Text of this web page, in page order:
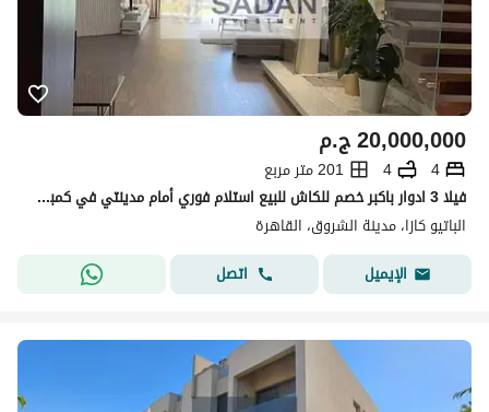
ج.م20,000,000
4
4
201 متر مربع
فيلا 3 ادوار باكبر خصم للكاش للبيع استلام فوري أمام مدينتي في كمبوند الباتيو كازا في مدينة الشروق
الباتيو كازا، مدينة الشروق، القاهرة
الإيميل
اتصل